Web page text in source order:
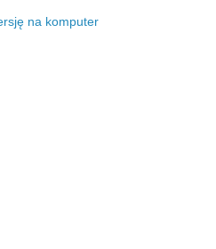
na komputer